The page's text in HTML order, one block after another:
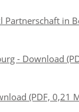
Partnerschaft in
- Download
(PDF, 0,21